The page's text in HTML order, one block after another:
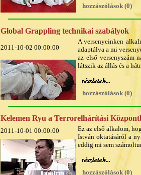
hozzászólások (0)
Global Grappling technikai szabályok
2011-10-02 00:00:00
A versenyeinken
adaptálva a mi
az első versenyszám
látszik az állás és a
hozzászólások (0)
Kelemen Ryu a Terrorelhárítási
2011-10-01 00:00:00
Ez az első alkalom,
István oktatásáról a
eddig mi sem
hozzászólások (0)